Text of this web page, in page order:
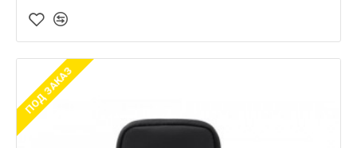
ПОД ЗАКАЗ